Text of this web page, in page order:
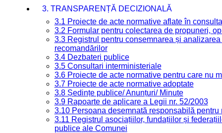
3. TRANSPARENȚĂ DECIZIONALĂ
3.1 Proiecte de acte normative aflate în
3.2 Formular pentru colectarea de propuneri,
3.3 Registrul pentru consemnarea și
recomandărilor
3.4 Dezbateri publice
3.5 Consultari interministeriale
3.6 Proiecte de acte normative pentru care nu
3.7 Proiecte de acte normative adoptate
3.8 Ședințe publice/ Anunțuri/ Minute
3.9 Rapoarte de aplicare a Legii nr. 52/2003
3.10 Persoana desemnată responsabilă
3.11 Registrul asociațiilor, fundațiilor și
publice ale Comunei